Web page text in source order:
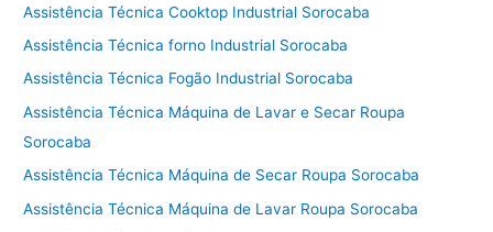
Assistência Técnica Cooktop Industrial Sorocaba
Assistência Técnica forno Industrial Sorocaba
Assistência Técnica Fogão Industrial Sorocaba
Assistência Técnica Máquina de Lavar e Secar Roupa
Sorocaba
Assistência Técnica Máquina de Secar Roupa Sorocaba
Assistência Técnica Máquina de Lavar Roupa Sorocaba